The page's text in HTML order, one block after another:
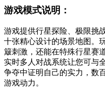
游戏模式说明：
游戏提供行星探险、极限挑
十张精心设计的场景地图。
簸刺激，还能在特殊行星赛
实时多人对战系统让您可与
争夺中证明自己的实力，数
游戏动力。